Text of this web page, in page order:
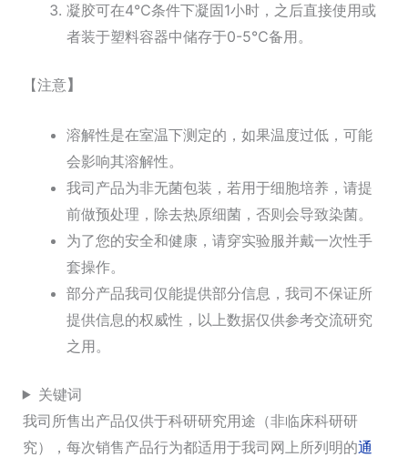
凝胶可在4℃条件下凝固1小时，之后直接使用或
者装于塑料容器中储存于0-5℃备用。
【注意】
溶解性是在室温下测定的，如果温度过低，可能
会影响其溶解性。
我司产品为非无菌包装，若用于细胞培养，请提
前做预处理，除去热原细菌，否则会导致染菌。
为了您的安全和健康，请穿实验服并戴一次性手
套操作。
部分产品我司仅能提供部分信息，我司不保证所
提供信息的权威性，以上数据仅供参考交流研究
之用。
关键词
我司所售出产品仅供于科研研究用途（非临床科研研
究），每次销售产品行为都适用于我司网上所列明的通